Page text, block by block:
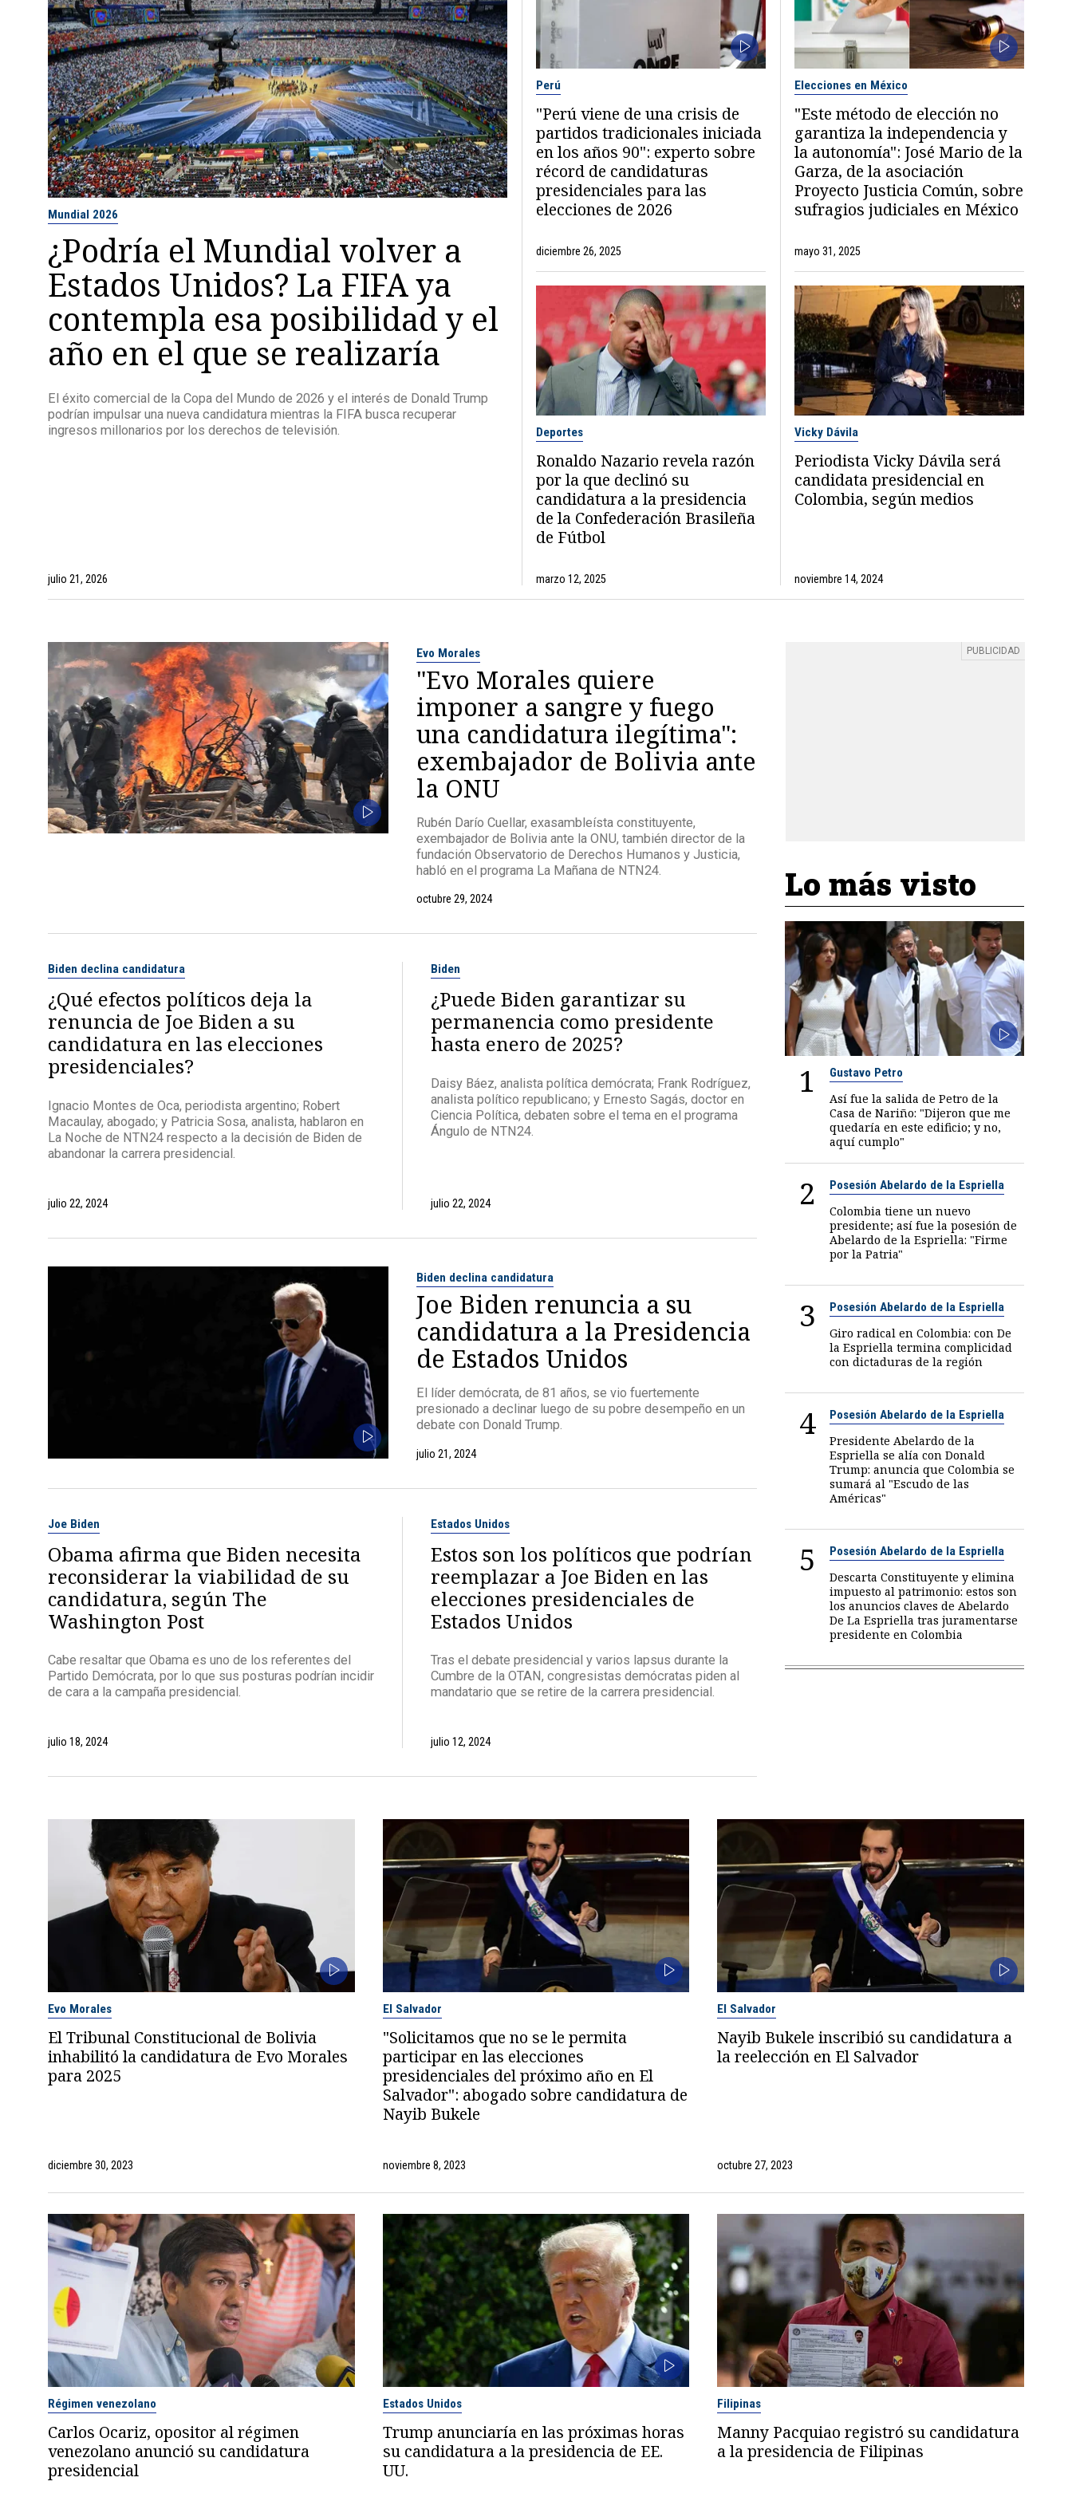
Mundial 2026
¿Podría el Mundial volver a
Estados Unidos? La FIFA ya
contempla esa posibilidad y el
año en el que se realizaría
El éxito comercial de la Copa del Mundo de 2026 y el interés de Donald Trump
podrían impulsar una nueva candidatura mientras la FIFA busca recuperar
ingresos millonarios por los derechos de televisión.
julio 21, 2026
Perú
"Perú viene de una crisis de
partidos tradicionales iniciada
en los años 90": experto sobre
récord de candidaturas
presidenciales para las
elecciones de 2026
diciembre 26, 2025
Elecciones en México
"Este método de elección no
garantiza la independencia y
la autonomía": José Mario de la
Garza, de la asociación
Proyecto Justicia Común, sobre
sufragios judiciales en México
mayo 31, 2025
Deportes
Ronaldo Nazario revela razón
por la que declinó su
candidatura a la presidencia
de la Confederación Brasileña
de Fútbol
marzo 12, 2025
Vicky Dávila
Periodista Vicky Dávila será
candidata presidencial en
Colombia, según medios
noviembre 14, 2024
Evo Morales
"Evo Morales quiere
imponer a sangre y fuego
una candidatura ilegítima":
exembajador de Bolivia ante
la ONU
Rubén Darío Cuellar, exasambleísta constituyente,
exembajador de Bolivia ante la ONU, también director de la
fundación Observatorio de Derechos Humanos y Justicia,
habló en el programa La Mañana de NTN24.
octubre 29, 2024
Biden declina candidatura
¿Qué efectos políticos deja la
renuncia de Joe Biden a su
candidatura en las elecciones
presidenciales?
Ignacio Montes de Oca, periodista argentino; Robert
Macaulay, abogado; y Patricia Sosa, analista, hablaron en
La Noche de NTN24 respecto a la decisión de Biden de
abandonar la carrera presidencial.
julio 22, 2024
Biden
¿Puede Biden garantizar su
permanencia como presidente
hasta enero de 2025?
Daisy Báez, analista política demócrata; Frank Rodríguez,
analista político republicano; y Ernesto Sagás, doctor en
Ciencia Política, debaten sobre el tema en el programa
Ángulo de NTN24.
julio 22, 2024
Biden declina candidatura
Joe Biden renuncia a su
candidatura a la Presidencia
de Estados Unidos
El líder demócrata, de 81 años, se vio fuertemente
presionado a declinar luego de su pobre desempeño en un
debate con Donald Trump.
julio 21, 2024
Joe Biden
Obama afirma que Biden necesita
reconsiderar la viabilidad de su
candidatura, según The
Washington Post
Cabe resaltar que Obama es uno de los referentes del
Partido Demócrata, por lo que sus posturas podrían incidir
de cara a la campaña presidencial.
julio 18, 2024
Estados Unidos
Estos son los políticos que podrían
reemplazar a Joe Biden en las
elecciones presidenciales de
Estados Unidos
Tras el debate presidencial y varios lapsus durante la
Cumbre de la OTAN, congresistas demócratas piden al
mandatario que se retire de la carrera presidencial.
julio 12, 2024
Lo más visto
1 Gustavo Petro
Así fue la salida de Petro de la
Casa de Nariño: "Dijeron que me
quedaría en este edificio; y no,
aquí cumplo"
2 Posesión Abelardo de la Espriella
Colombia tiene un nuevo
presidente; así fue la posesión de
Abelardo de la Espriella: "Firme
por la Patria"
3 Posesión Abelardo de la Espriella
Giro radical en Colombia: con De
la Espriella termina complicidad
con dictaduras de la región
4 Posesión Abelardo de la Espriella
Presidente Abelardo de la
Espriella se alía con Donald
Trump: anuncia que Colombia se
sumará al "Escudo de las
Américas"
5 Posesión Abelardo de la Espriella
Descarta Constituyente y elimina
impuesto al patrimonio: estos son
los anuncios claves de Abelardo
De La Espriella tras juramentarse
presidente en Colombia
Evo Morales
El Tribunal Constitucional de Bolivia
inhabilitó la candidatura de Evo Morales
para 2025
diciembre 30, 2023
El Salvador
"Solicitamos que no se le permita
participar en las elecciones
presidenciales del próximo año en El
Salvador": abogado sobre candidatura de
Nayib Bukele
noviembre 8, 2023
El Salvador
Nayib Bukele inscribió su candidatura a
la reelección en El Salvador
octubre 27, 2023
Régimen venezolano
Carlos Ocariz, opositor al régimen
venezolano anunció su candidatura
presidencial
Estados Unidos
Trump anunciaría en las próximas horas
su candidatura a la presidencia de EE.
UU.
Filipinas
Manny Pacquiao registró su candidatura
a la presidencia de Filipinas